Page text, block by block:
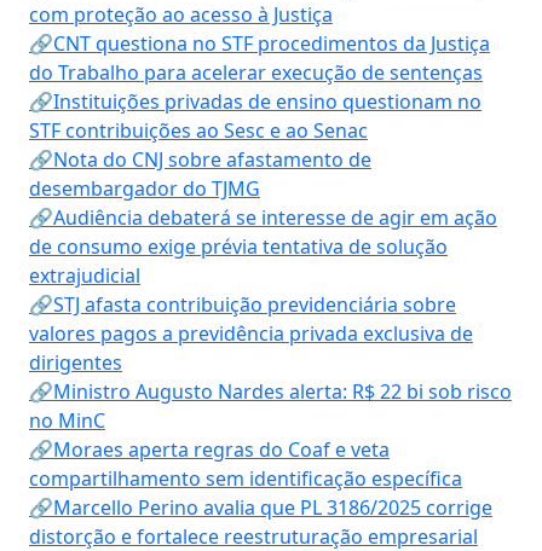
com proteção ao acesso à Justiça
🔗CNT questiona no STF procedimentos da Justiça
do Trabalho para acelerar execução de sentenças
🔗Instituições privadas de ensino questionam no
STF contribuições ao Sesc e ao Senac
🔗Nota do CNJ sobre afastamento de
desembargador do TJMG
🔗Audiência debaterá se interesse de agir em ação
de consumo exige prévia tentativa de solução
extrajudicial
🔗STJ afasta contribuição previdenciária sobre
valores pagos a previdência privada exclusiva de
dirigentes
🔗Ministro Augusto Nardes alerta: R$ 22 bi sob risco
no MinC
🔗Moraes aperta regras do Coaf e veta
compartilhamento sem identificação específica
🔗Marcello Perino avalia que PL 3186/2025 corrige
distorção e fortalece reestruturação empresarial